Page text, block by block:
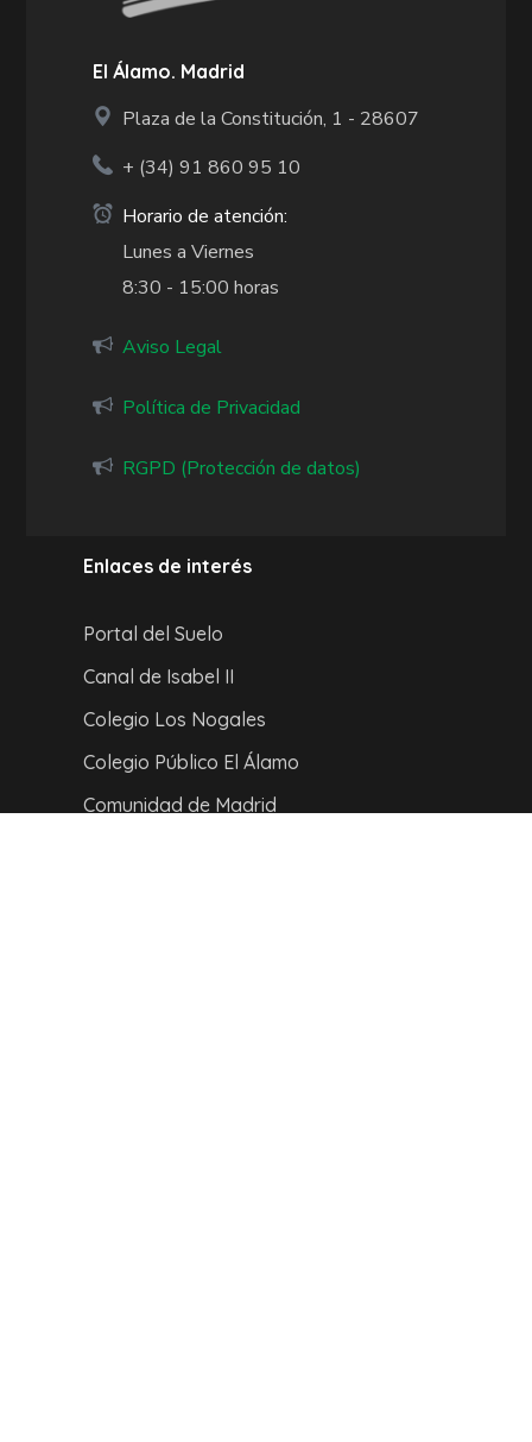
El Álamo. Madrid
Plaza de la Constitución, 1 - 28607
+ (34)91 860 95 10
Horario de atención:
Lunes a Viernes
8:30 - 15:00 horas
Aviso Legal
Política de Privacidad
RGPD (Protección de datos)
Enlaces de interés
Portal del Suelo
Canal de Isabel II
Colegio Los Nogales
Colegio Público El Álamo
Comunidad de Madrid